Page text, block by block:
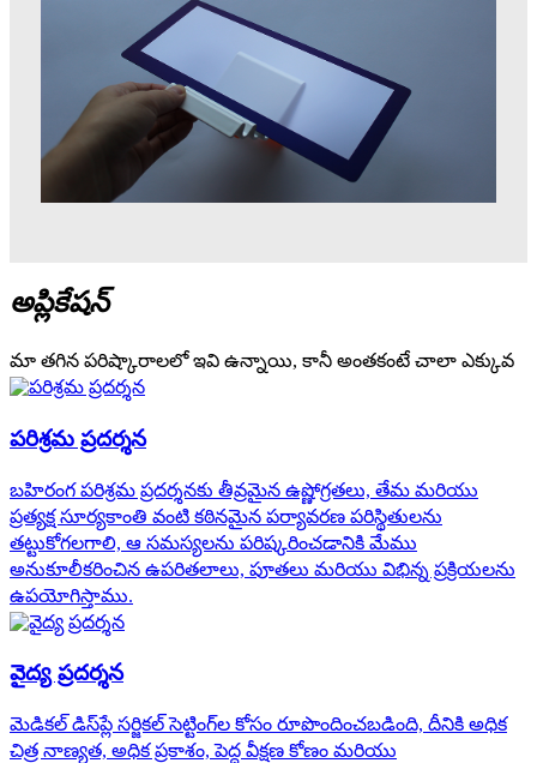
అప్లికేషన్
మా తగిన పరిష్కారాలలో ఇవి ఉన్నాయి, కానీ అంతకంటే చాలా ఎక్కువ
పరిశ్రమ ప్రదర్శన
బహిరంగ పరిశ్రమ ప్రదర్శనకు తీవ్రమైన ఉష్ణోగ్రతలు, తేమ మరియు
ప్రత్యక్ష సూర్యకాంతి వంటి కఠినమైన పర్యావరణ పరిస్థితులను
తట్టుకోగలగాలి, ఆ సమస్యలను పరిష్కరించడానికి మేము
అనుకూలీకరించిన ఉపరితలాలు, పూతలు మరియు విభిన్న ప్రక్రియలను
ఉపయోగిస్తాము.
వైద్య ప్రదర్శన
మెడికల్ డిస్‌ప్లే సర్జికల్ సెట్టింగ్‌ల కోసం రూపొందించబడింది, దీనికి అధిక
చిత్ర నాణ్యత, అధిక ప్రకాశం, పెద్ద వీక్షణ కోణం మరియు